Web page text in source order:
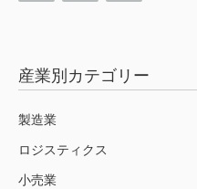
産業別カテゴリー
製造業
ロジスティクス
小売業